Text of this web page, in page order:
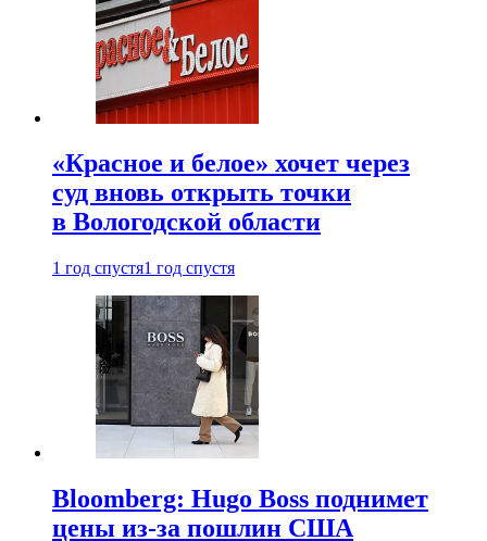
«Красное и белое» хочет через
суд вновь открыть точки
в Вологодской области
1 год спустя1 год спустя
Bloomberg: Hugo Boss поднимет
цены из-за пошлин США